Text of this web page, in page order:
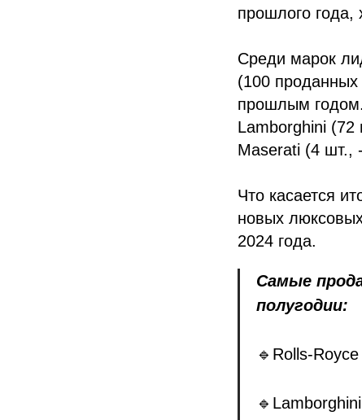
прошлого года,
Среди марок
(100
прошлым
Lamborghini
Maserati (4 шт.,
Что касается
новых
2024 года.
Самые
полугодии:
🔹Rolls-